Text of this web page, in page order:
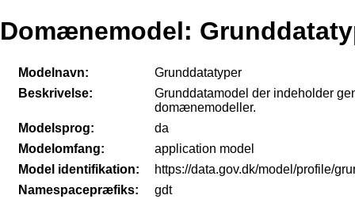
Domænemodel:
Modelnavn:
Grunddatatyper
Beskrivelse:
Grunddatamodel der indeholder
domænemodeller.
Modelsprog:
da
Modelomfang:
application model
Model identifikation:
https://data.gov.dk/model/profile/
Namespacepræfiks:
gdt